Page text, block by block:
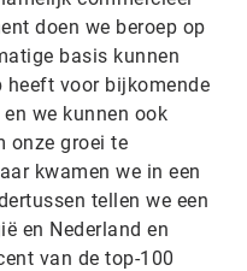
doen we beroep op
basis kunnen
heeft voor bijkomende
we kunnen ook
onze groei te
kwamen we in een
tellen we een
en Nederland en
van de top-100